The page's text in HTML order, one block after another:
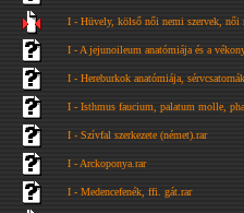
I - Hüvely, kölső női nemi szervek, női
I - A jejunoileum anatómiája és a
I - Hereburkok anatómiája,
I - Isthmus faucium, palatum molle,
I - Szívfal szerkezete (német).rar
I - Arckoponya.rar
I - Medencefenék, ffi. gát.rar